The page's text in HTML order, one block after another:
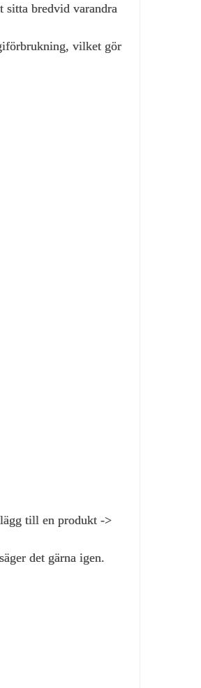
bredvid varandra
vilket gör
till en produkt ->
det gärna igen.